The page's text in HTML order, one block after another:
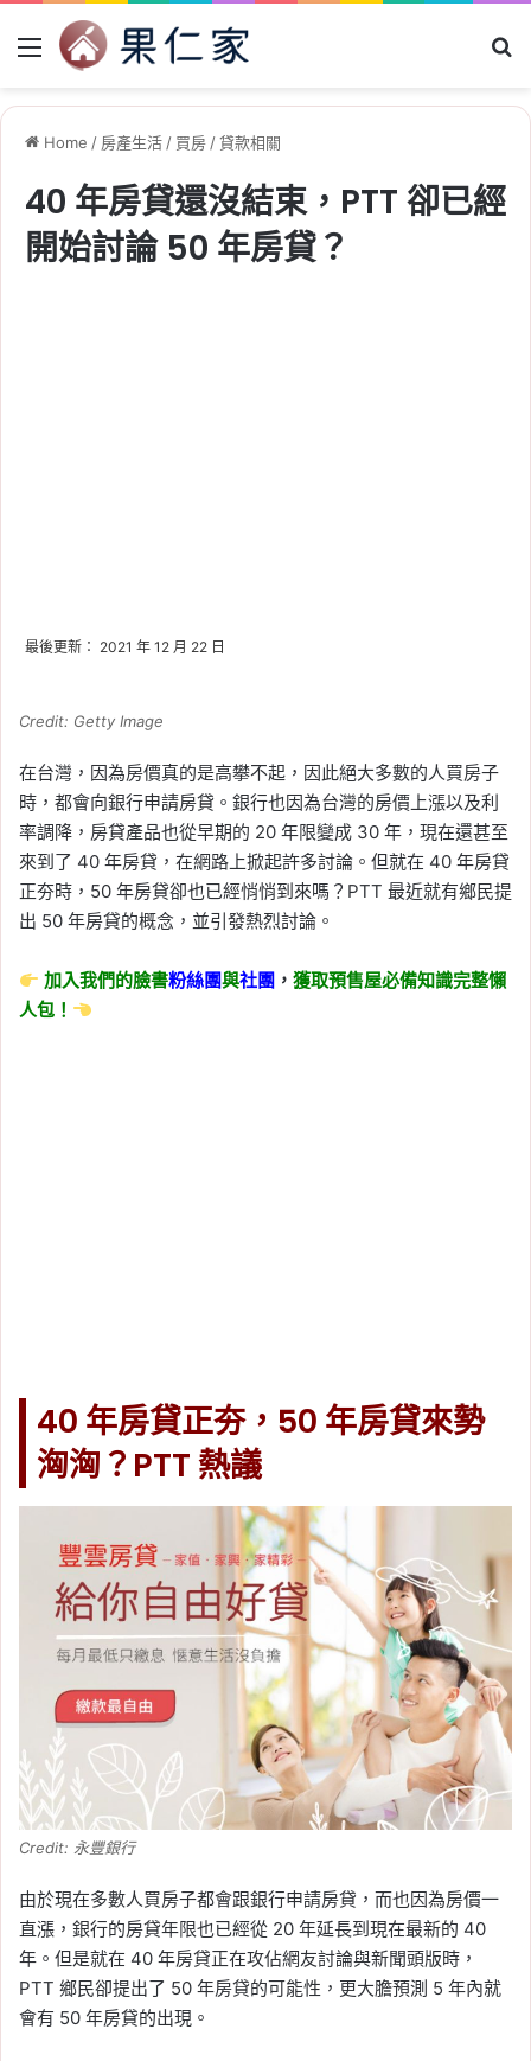
Menu
Home / 房產生活/ 買房/貸款相關
40 年房貸還沒結束，PTT 卻已經
開始討論 50 年房貸？
最後更新： 2021 年 12 月 22 日
Credit: Getty Image
在台灣，因為房價真的是高攀不起，因此絕大多數的人買房子
時，都會向銀行申請房貸。銀行也因為台灣的房價上漲以及利
率調降，房貸產品也從早期的 20 年限變成 30 年，現在還甚至
來到了 40 年房貸，在網路上掀起許多討論。但就在 40 年房貸
正夯時，50 年房貸卻也已經悄悄到來嗎？PTT 最近就有鄉民提
出 50 年房貸的概念，並引發熱烈討論。
加入我們的臉書粉絲團與社團 ，獲取預售屋必備知識完整懶
人包！
40 年房貸正夯，50 年房貸來勢
洶洶？PTT 熱議
Credit: 永豐銀行
由於現在多數人買房子都會跟銀行申請房貸，而也因為房價一
直漲，銀行的房貸年限也已經從 20 年延長到現在最新的 40
年。但是就在 40 年房貸正在攻佔網友討論與新聞頭版時，
PTT 鄉民卻提出了 50 年房貸的可能性，更大膽預測 5 年內就
會有 50 年房貸的出現。